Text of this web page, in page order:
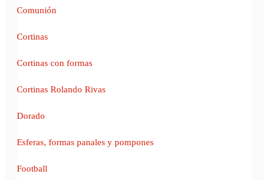
Comunión
Cortinas
Cortinas con formas
Cortinas Rolando Rivas
Dorado
Esferas, formas panales y pompones
Football